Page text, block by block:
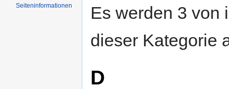
Es werden 3 von
dieser Kategorie
D
Seiten­informationen